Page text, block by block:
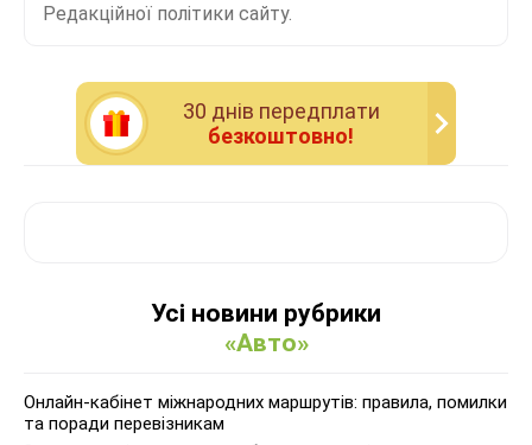
Редакційної політики сайту.
30 днiв передплати
безкоштовно!
Усі новини рубрики
«Авто»
Онлайн-кабінет міжнародних маршрутів: правила, помилки
та поради перевізникам